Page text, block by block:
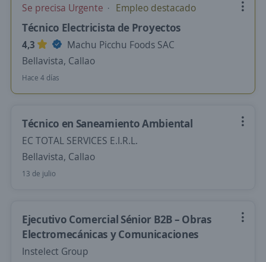
Se precisa Urgente Empleo destacado
Técnico Electricista de Proyectos
4,3
Machu Picchu Foods SAC
Bellavista, Callao
Hace 4 días
Técnico en Saneamiento Ambiental
EC TOTAL SERVICES E.I.R.L.
Bellavista, Callao
13 de julio
Ejecutivo Comercial Sénior B2B – Obras
Electromecánicas y Comunicaciones
Instelect Group